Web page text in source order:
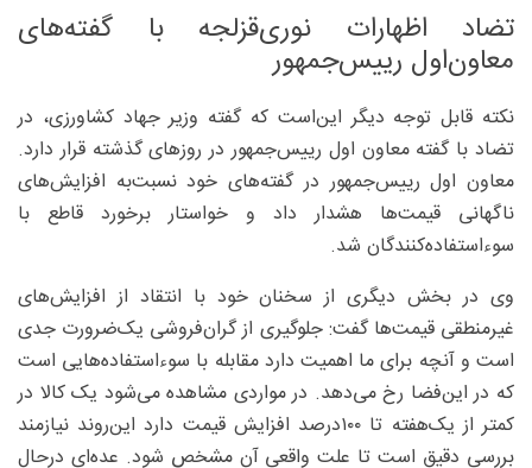
تضاد اظهارات نوری‌قزلجه با گفته‌های
معاون‌اول رییس‌جمهور
نکته قابل توجه دیگر این‌است که گفته وزیر جهاد کشاورزی، در
تضاد با گفته معاون اول رییس‌جمهور در روز‌های گذشته قرار دارد.
معاون اول رییس‌جمهور در گفته‌های خود نسبت‌به ‌افزایش‌های
ناگهانی قیمت‌ها هشدار داد و خواستار برخورد قاطع با
سوءاستفاده‌کنندگان شد.
وی در بخش دیگری از سخنان خود با انتقاد از افزایش‌های
غیرمنطقی قیمت‌ها گفت: جلوگیری از گران‌فروشی یک‌ضرورت جدی
است و آنچه برای ما اهمیت دارد مقابله با سوءاستفاده‌هایی است
که در این‌فضا رخ می‌دهد. در مواردی مشاهده می‌شود یک کالا در
کمتر از یک‌هفته تا ۱۰۰‌درصد افزایش قیمت دارد این‌روند نیازمند
بررسی دقیق است تا علت واقعی آن مشخص شود. عده‌ای درحال